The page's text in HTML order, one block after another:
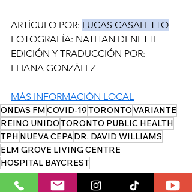
ARTÍCULO POR: LUCAS CASALETTO
FOTOGRAFÍA: NATHAN DENETTE
EDICIÓN Y TRADUCCIÓN POR:
ELIANA GONZÁLEZ
MÁS INFORMACIÓN LOCAL
ONDAS FMCOVID-19TORONTOVARIANTE
REINO UNIDOTORONTO PUBLIC HEALTH
TPH NUEVA CEPADR. DAVID WILLIAMS
ELM GROVE LIVING CENTRE
HOSPITAL BAYCREST
LOCAL
HEALTH